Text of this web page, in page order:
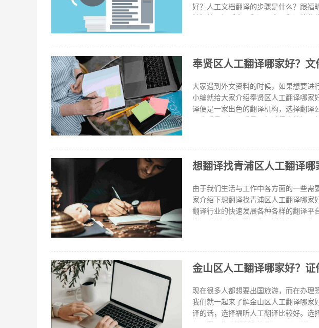
好？人工文档翻译的步骤是什么？跟福
用，以及上下文的逻辑思想等等都可
翻译功能,上传翻译文件｡接下来,小编特
编了解到最后，相信不少的朋友对于这
帮助的。
奉贤区人工翻译哪家好？文
大家遇到外文资料的时候，如果想要进
小编就给大家介绍奉贤区人工翻译哪家
译便是一家出色的翻译机构，选择翻译
量的要求，也决定了翻译的价格和时
安排翻译人员进行翻译，原则上证件翻
手中，根据实际情况1-3天内即可收到
色。如果大家想要进行人工翻译，就可
想翻译找青浦区人工翻译哪
由于我们生活与工作中各方面的一些需
家介绍下想翻译找青浦区人工翻译哪家
翻译行业的快速发展各种各样的翻译平
何我们还需要人工翻译？人工翻译最
的中心意思，这就是为什么会需要人工
用一下哦。
金山区人工翻译哪家好？证
现在很多人都想要出国旅游，而在办理
我们就一起来了解金山区人工翻译哪家
译的话，选择福昕人工翻译比较好。选